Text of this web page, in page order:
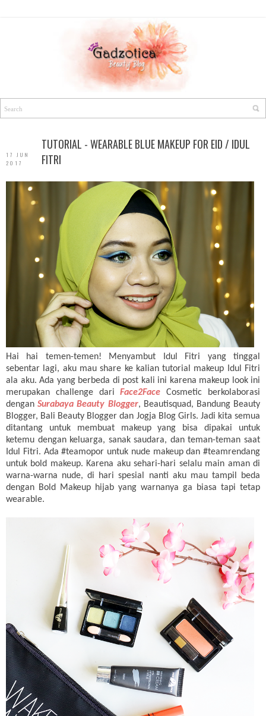
17 JUN
2017
TUTORIAL - WEARABLE BLUE MAKEUP FOR EID / IDUL
FITRI
Hai hai temen-temen! Menyambut Idul Fitri yang tinggal
sebentar lagi, aku mau share kekalian tutorial makeup Idul Fitri
ala aku. Ada yang berbeda di post kali ini karena makeup look ini
merupakan
challenge dari Face2Face Cosmetic berkolaborasi
denganSurabaya Beauty Blogger, Beautisquad, Bandung Beauty
Blogger, Bali Beauty Bloggerdan Jogja Blog Girls. Jadi kita semua
ditantang untuk membuat makeup yang bisa dipakai untuk
ketemu dengan keluarga, sanak saudara, dan teman-teman saat
Idul Fitri. Ada #teamopor untuk nude makeupdan #teamrendang
untuk bold makeup. Karena aku sehari-hari selalumain aman di
warna-warna nude,di hari spesial nanti aku mau tampil
beda
dengan Bold Makeup hijab yang warnanya ga biasa tapi tetap
wearable.